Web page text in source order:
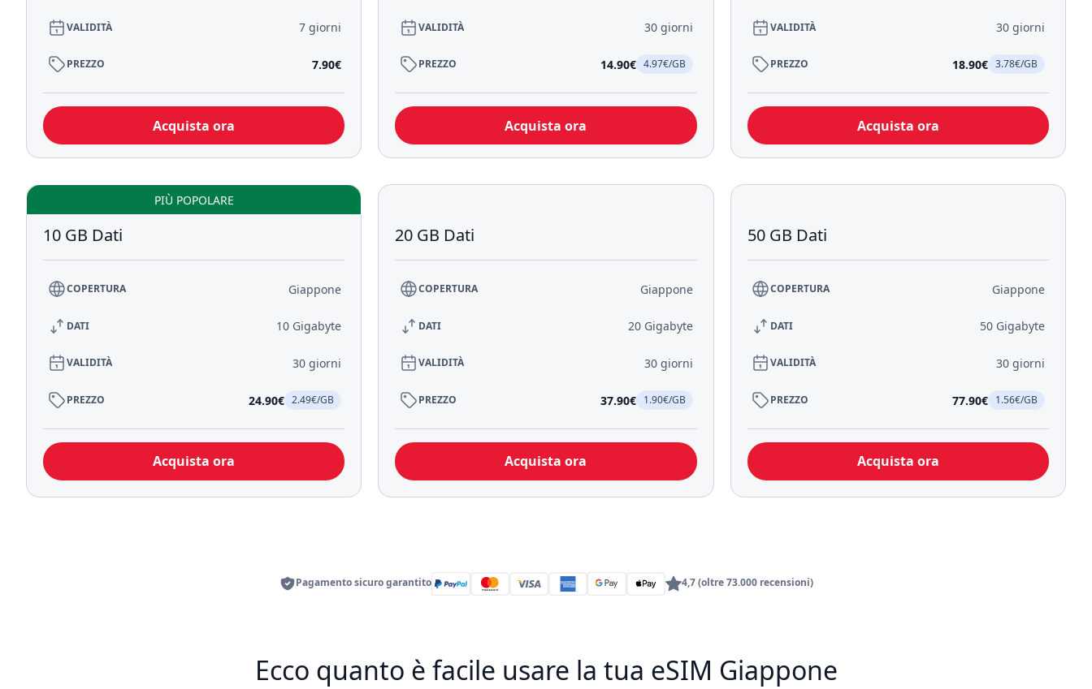
VALIDITÀ 7 giorni
PREZZO 7.90€
Acquista ora
VALIDITÀ 30 giorni
PREZZO 14.90€ 4.97€/GB
Acquista ora
VALIDITÀ 30 giorni
PREZZO 18.90€ 3.78€/GB
Acquista ora
PIÙ POPOLARE
10 GB Dati
COPERTURA Giappone
DATI 10 Gigabyte
VALIDITÀ 30 giorni
PREZZO 24.90€ 2.49€/GB
Acquista ora
20 GB Dati
COPERTURA Giappone
DATI 20 Gigabyte
VALIDITÀ 30 giorni
PREZZO 37.90€ 1.90€/GB
Acquista ora
50 GB Dati
COPERTURA Giappone
DATI 50 Gigabyte
VALIDITÀ 30 giorni
PREZZO 77.90€ 1.56€/GB
Acquista ora
Pagamento sicuro garantito 4,7 (oltre 73.000 recensioni)
Ecco quanto è facile usare la tua eSIM Giappone